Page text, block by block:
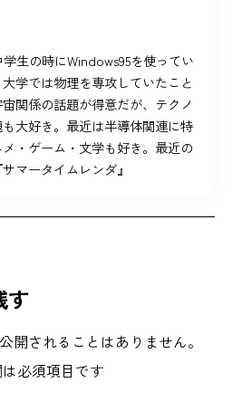
生の時にWindows95を使ってい
学では物理を専攻していたこと
関係の話題が得意だが、テクノ
大好き。最近は半導体関連に特
・ゲーム・文学も好き。最近の
マータイムレンダ』
す
開されることはありません。
必須項目です